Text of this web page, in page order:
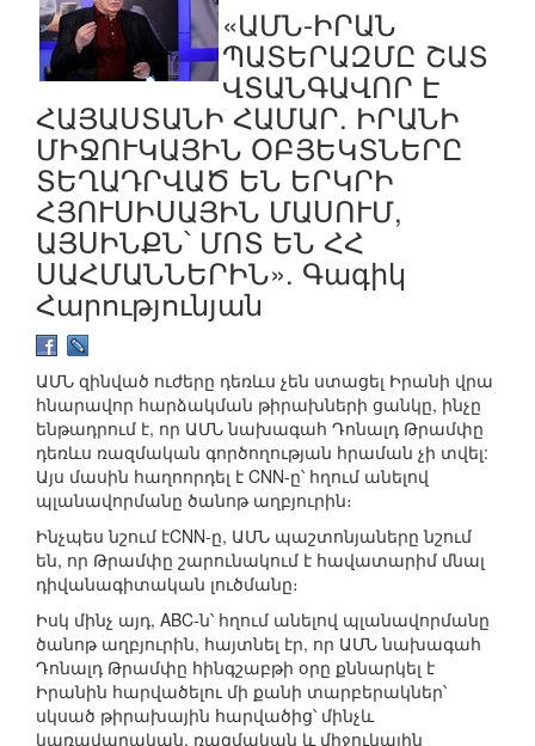
«ԱՄՆ-ԻՐԱՆ
ՊԱՏԵՐԱԶՄԸ ՇԱՏ
ՎՏԱՆԳԱՎՈՐ Է
ՀԱՅԱՍՏԱՆԻ ՀԱՄԱՐ. ԻՐԱՆԻ
ՄԻՋՈՒԿԱՅԻՆ ՕԲՅԵԿՏՆԵՐԸ
ՏԵՂԱԴՐՎԱԾ ԵՆ ԵՐԿՐԻ
ՀՅՈՒՍԻՍԱՅԻՆ ՄԱՍՈՒՄ,
ԱՅՍԻՆՔՆ՝ ՄՈՏ ԵՆ ՀՀ
ՍԱՀՄԱՆՆԵՐԻՆ». Գագիկ
Հարությունյան
ԱՄՆ զինված ուժերը դեռևս չեն ստացել Իրանի վրա
հնարավոր հարձակման թիրախների ցանկը, ինչը
ենթադրում է, որ ԱՄՆ նախագահ Դոնալդ Թրամփը
դեռևս ռազմական գործողության հրաման չի տվել:
Այս մասին հաղոորդել է CNN-ը՝ հղում անելով
պլանավորմանը ծանոթ աղբյուրին։
Ինչպես նշում էCNN-ը, ԱՄՆ պաշտոնյաները նշում
են, որ Թրամփը շարունակում է հավատարիմ մնալ
դիվանագիտական լուծմանը։
Իսկ մինչ այդ, ABC-ն՝ հղում անելով պլանավորմանը
ծանոթ աղբյուրին, հայտնել էր, որ ԱՄՆ նախագահ
Դոնալդ Թրամփը հինգշաբթի օրը քննարկել է
Իրանին հարվածելու մի քանի տարբերակներ՝
սկսած թիրախային հարվածից՝ մինչև
կառավարական, ռազմական և միջուկային